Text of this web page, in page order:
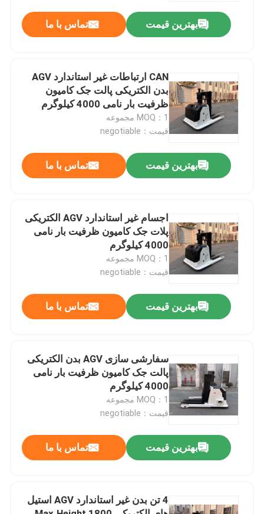
صفحه اصلی
فیلم های
تور کارخانه
با ما تماس بگیرید
اخبار
لیفتراک پالت برقی
بهترین قیمت تماس با ما
CAN ارتباطات غیر استاندارد AGV
بدن الکتریکی پالت جک کامیون
ظرفیت بار نامی 4000 کیلوگرم
MOQ：1 مجموعه
قیمت：negotiable
بهترین قیمت تماس با ما
اجسام غیر استاندارد AGV الکتریکی
پلات جک کامیون ظرفیت بار نامی
4000 کیلوگرم
MOQ：1 مجموعه
قیمت：negotiable
بهترین قیمت تماس با ما
سفارشی سازی AGV بدن الکتریکی
پالت جک کامیون ظرفیت بار نامی
4000 کیلوگرم
MOQ：1 مجموعه
قیمت：negotiable
بهترین قیمت تماس با ما
4 تن بدن غیر استاندارد AGV استیل